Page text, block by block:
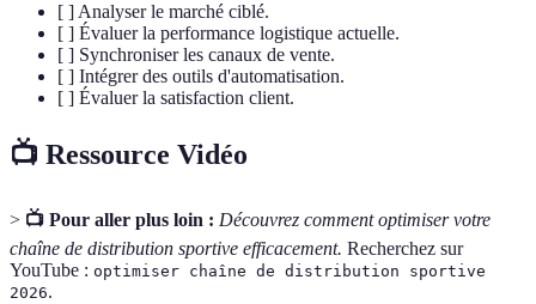
[ ] Analyser le marché ciblé.
[ ] Évaluer la performance logistique actuelle.
[ ] Synchroniser les canaux de vente.
[ ] Intégrer des outils d'automatisation.
[ ] Évaluer la satisfaction client.
📺 Ressource Vidéo
> 📺 Pour aller plus loin : Découvrez comment optimiser votre
chaîne de distribution sportive efficacement. Recherchez sur
YouTube : optimiser chaîne de distribution sportive
2026.